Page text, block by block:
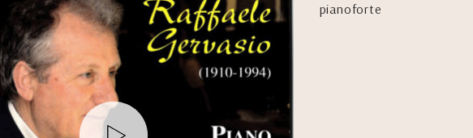
pianoforte